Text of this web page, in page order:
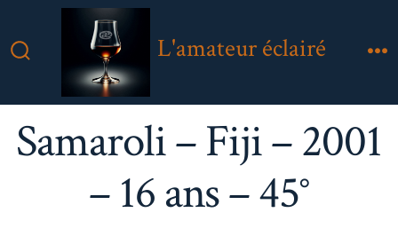
au
Bascule
Rechercher
L'amateur éclairé
Samaroli – Fiji – 2001
– 16 ans – 45°